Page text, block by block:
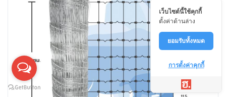
เว็บไซต์นี้ใช้คุกกี้
ตั้งค่าด้านล่าง
ยอมรับทั้งหมด
การตั้งค่าคุกกี้